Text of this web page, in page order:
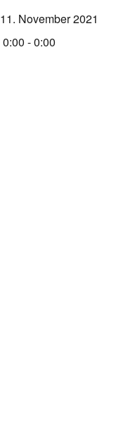
11. November 2021
0:00 - 0:00